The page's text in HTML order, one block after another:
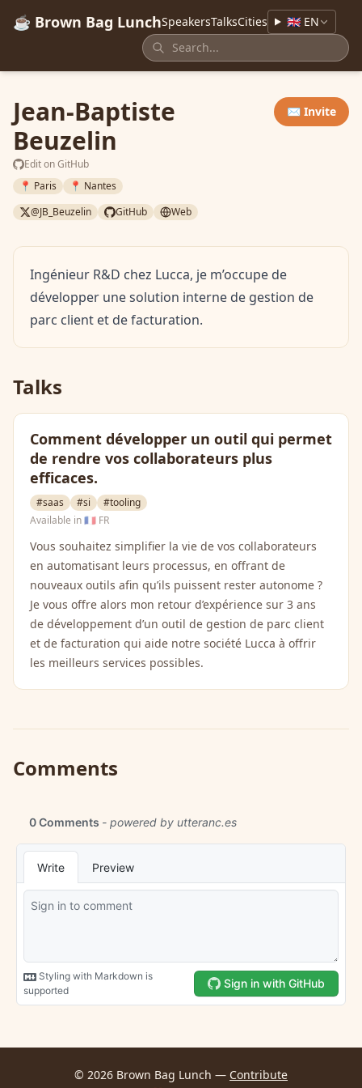
☕ Brown Bag LunchSpeakersTalksCities 🇬🇧 EN
Jean-Baptiste
Beuzelin
Edit on GitHub
✉️ Invite
📍 Paris
📍 Nantes
@JB_Beuzelin
GitHub Web
Ingénieur R&D chez Lucca, je m’occupe de
développer une solution interne de gestion de
parc client et de facturation.
Talks
Comment développer un outil qui permet
de rendre vos collaborateurs plus
efficaces.
#saas #si
#tooling
Available in🇫🇷 FR
Vous souhaitez simplifier la vie de vos collaborateurs
en automatisant leurs processus, en offrant de
nouveaux outils afin qu’ils puissent rester autonome ?
Je vous offre alors mon retour d’expérience sur 3 ans
de développement d’un outil de gestion de parc client
et de facturation qui aide notre société Lucca à offrir
les meilleurs services possibles.
Comments
© 2026 Brown Bag Lunch — Contribute